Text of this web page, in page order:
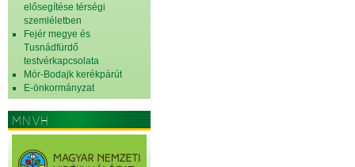
elősegítése térségi
szemléletben
Fejér megye és
Tusnádfürdő
testvérkapcsolata
Mór-Bodajk kerékpárút
E-önkormányzat
MNVH